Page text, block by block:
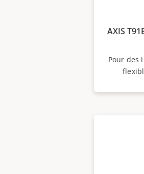
AXIS
Pour des